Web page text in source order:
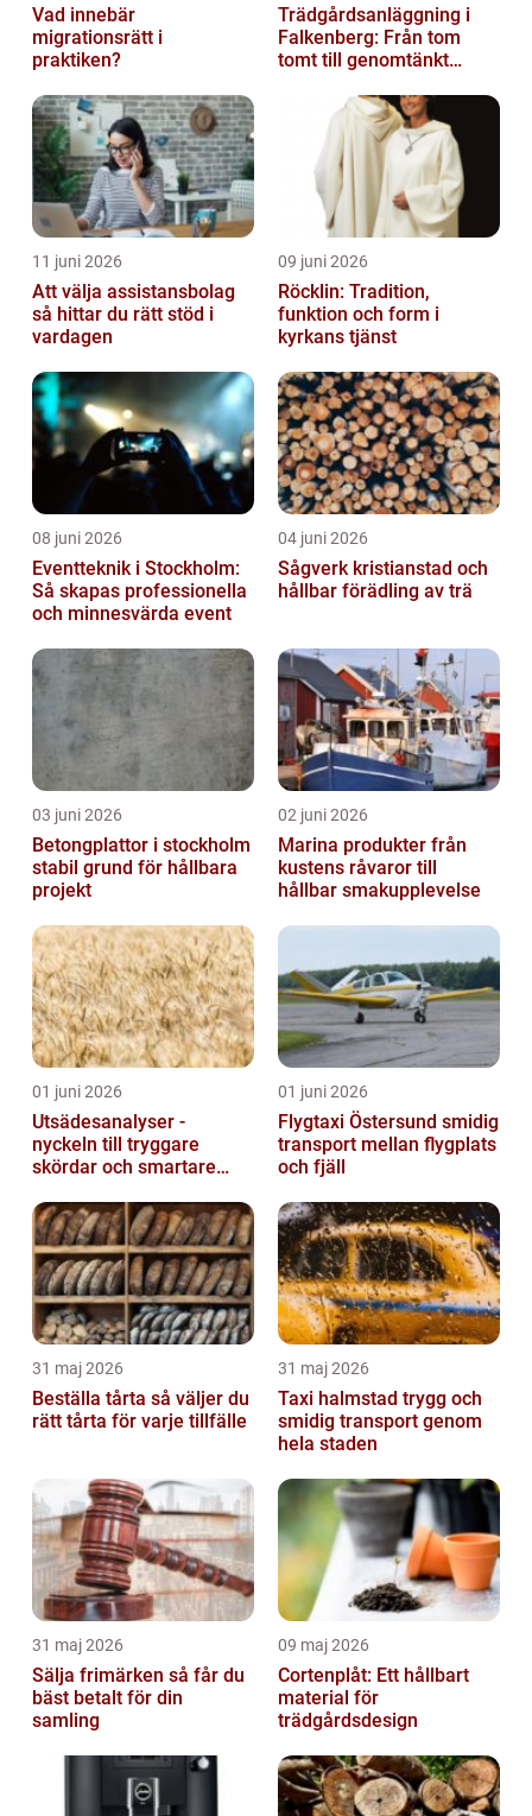
Vad innebär
migrationsrätt i
praktiken?
Trädgårdsanläggning i
Falkenberg: Från tom
tomt till genomtänkt
11 juni 2026
Att välja assistansbolag
så hittar du rätt stöd i
vardagen
09 juni 2026
Röcklin: Tradition,
funktion och form i
kyrkans tjänst
08 juni 2026
Eventteknik i Stockholm:
Så skapas professionella
och minnesvärda event
04 juni 2026
Sågverk kristianstad och
hållbar förädling av trä
03 juni 2026
Betongplattor i stockholm
stabil grund för hållbara
projekt
02 juni 2026
Marina produkter från
kustens råvaror till
hållbar smakupplevelse
01 juni 2026
Utsädesanalyser -
nyckeln till tryggare
skördar och smartare
01 juni 2026
Flygtaxi Östersund smidig
transport mellan flygplats
och fjäll
31 maj 2026
Beställa tårta så väljer du
rätt tårta för varje tillfälle
31 maj 2026
Taxi halmstad trygg och
smidig transport genom
hela staden
31 maj 2026
Sälja frimärken så får du
bäst betalt för din
samling
09 maj 2026
Cortenplåt: Ett hållbart
material för
trädgårdsdesign